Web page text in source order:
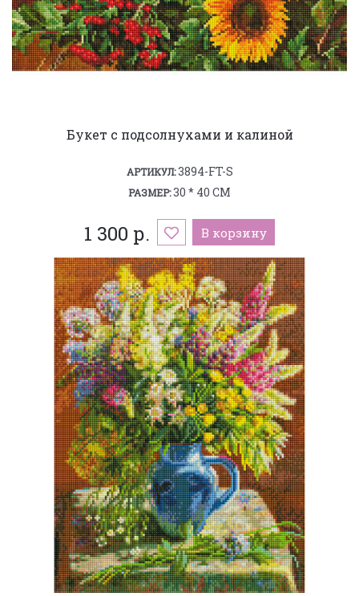
Букет с подсолнухами и калиной
АРТИКУЛ:3894-FT-S
РАЗМЕР:30 * 40 СМ
1 300 р. В корзину